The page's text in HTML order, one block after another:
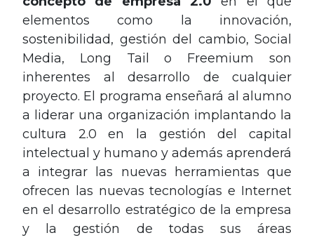
elementos como la innovación,
sostenibilidad, gestión del cambio, Social
Media, Long Tail o Freemium son
inherentes al desarrollo de cualquier
proyecto. El programa enseñará al alumno
a liderar una organización implantando la
cultura 2.0 en la gestión del capital
intelectual y humano y además aprenderá
a integrar las nuevas herramientas que
ofrecen las nuevas tecnologías e Internet
en el desarrollo estratégico de la empresa
y la gestión de todas sus áreas